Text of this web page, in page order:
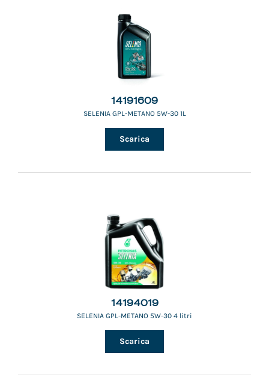
14191609
SELENIA GPL-METANO 5W-30 1L
Scarica
14194019
SELENIA GPL-METANO 5W-30 4 litri
Scarica